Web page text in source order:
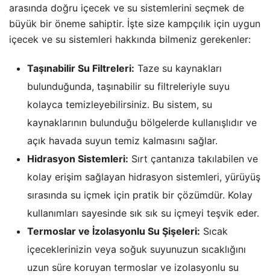
arasında doğru içecek ve su sistemlerini seçmek de
büyük bir öneme sahiptir. İşte size kampçılık için uygun
içecek ve su sistemleri hakkında bilmeniz gerekenler:
Taşınabilir Su Filtreleri: Taze su kaynakları
bulunduğunda, taşınabilir su filtreleriyle suyu
kolayca temizleyebilirsiniz. Bu sistem, su
kaynaklarının bulunduğu bölgelerde kullanışlıdır ve
açık havada suyun temiz kalmasını sağlar.
Hidrasyon Sistemleri: Sırt çantanıza takılabilen ve
kolay erişim sağlayan hidrasyon sistemleri, yürüyüş
sırasında su içmek için pratik bir çözümdür. Kolay
kullanımları sayesinde sık sık su içmeyi teşvik eder.
Termoslar ve İzolasyonlu Su Şişeleri: Sıcak
içeceklerinizin veya soğuk suyunuzun sıcaklığını
uzun süre koruyan termoslar ve izolasyonlu su